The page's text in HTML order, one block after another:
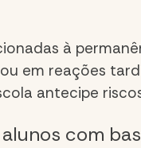
à
em reações
antecipe
com